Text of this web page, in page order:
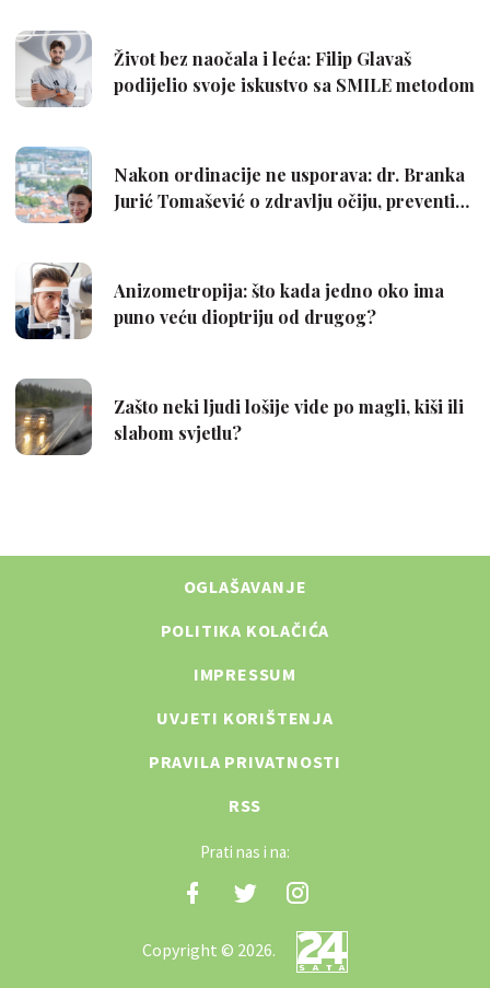
OGLAŠAVANJE
POLITIKA KOLAČIĆA
IMPRESSUM
UVJETI KORIŠTENJA
PRAVILA PRIVATNOSTI
RSS
Prati nas i na:
Copyright © 2026.